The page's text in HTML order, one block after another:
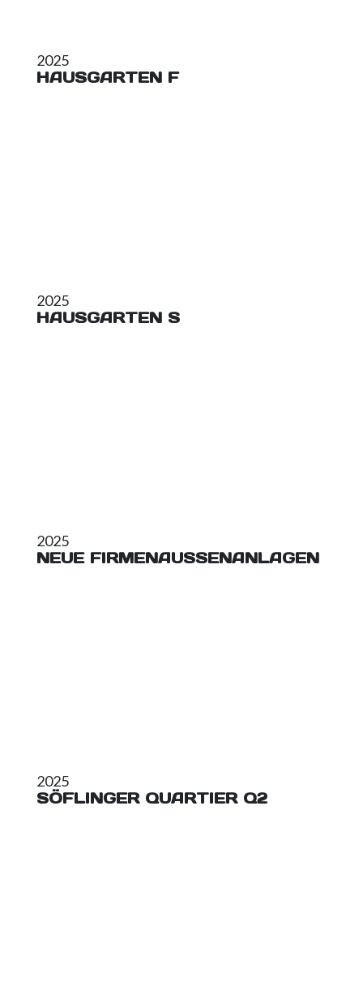
2025
HAUSGARTEN F
2025
HAUSGARTEN S
2025
NEUE FIRMENAUSSENANLAGEN
2025
SÖFLINGER QUARTIER Q2